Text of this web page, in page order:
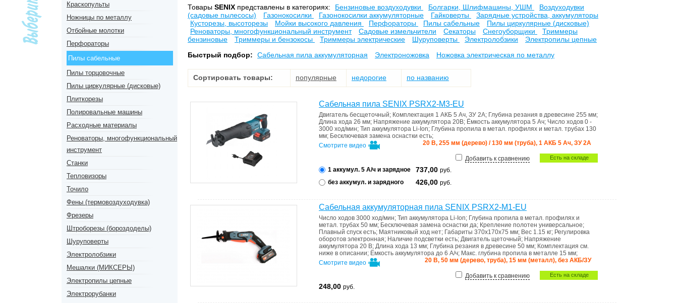
Краскопульты
Ножницы по металлу
Отбойные молотки
Перфораторы
Пилы сабельные
Пилы торцовочные
Пилы циркулярные (дисковые)
Плиткорезы
Полировальные машины
Расходные материалы
Реноваторы, многофункциональный
инструмент
Станки
Тепловизоры
Точило
Фены (термовоздуходувка)
Фрезеры
Штроборезы (бороздоделы)
Шуруповерты
Электролобзики
Мешалки (МИКСЕРЫ)
Электропилы цепные
Электрорубанки
Товары SENIX представлены в категориях: Бензиновые воздуходувки Болгарки, Шлифмашины, УШМ
Воздуходувки
(садовые пылесосы)
Газонокосилки Газонокосилки аккумуляторные Гайковерты
Зарядные устройства, аккумуляторы
Кусторезы, высоторезы
Мойки высокого давления Перфораторы Пилы сабельные
Пилы циркулярные (дисковые)
Реноваторы, многофункциональный инструмент
Садовые измельчители Секаторы Снегоуборщики
Триммеры
бензиновые
Триммеры и бензокосы Триммеры электрические Шуруповерты Электролобзики
Электропилы цепные
Быстрый подбор:
Сабельная пила аккумуляторная Электроножовка Ножовка электрическая по металлу
Сортировать товары: популярные недорогие по названию
Сабельная пила SENIX PSRX2-M3-EU
Двигатель бесщеточный; Комплектация 1 АКБ 5 Ач, ЗУ 2А; Глубина резания в древесине 255 мм;
Длина хода 26 мм; Напряжение аккумулятора 20В; Ёмкость аккумулятора 5 Ач; Число ходов 0 -
3000 ход/мин; Тип аккумулятора Li-Ion; Глубина пропила в метал. профилях и метал. трубах 130
мм; Бесключевая замена оснастки есть;
20 В, 255 мм (дерево) / 130 мм (труба), 1 АКБ 5 Ач, ЗУ 2А
Смотрите видео
Есть на складе
Добавить к сравнению
1 аккумул. 5 А/ч и зарядное
737,00 руб.
без аккумул. и зарядного
426,00 руб.
Сабельная аккумуляторная пила SENIX PSRX2-M1-EU
Число ходов 3000 ход/мин; Тип аккумулятора Li-Ion; Глубина пропила в метал. профилях и
метал. трубах 50 мм; Бесключевая замена оснастки да; Крепление полотен универсальное;
Плавный спуск есть; Маятниковый ход нет; Габариты 370х170х75 мм; Вес 1.15 кг; Регулировка
оборотов электронная; Наличие подсветки есть; Двигатель щеточный; Напряжение
аккумулятора 20 В; Длина хода 13 мм; Глубина резания в древесине 50 мм; Комплектация см.
ниже в описании; Ёмкость аккумулятора до 6 А/ч; Макс. глубина пропила в металле 15 мм;
20 В, 50 мм (дерево, труба), 15 мм (металл), без АКБ/ЗУ
Смотрите видео
Есть на складе
Добавить к сравнению
248,00 руб.